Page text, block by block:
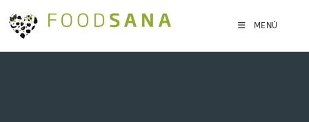
al
contenido
MENÚ